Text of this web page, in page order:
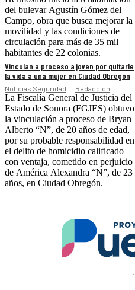
del bulevar Agustín Gómez del
Campo, obra que busca mejorar la
movilidad y las condiciones de
circulación para más de 35 mil
habitantes de 22 colonias.
Vinculan a proceso a joven por quitarle
la vida a una mujer en Ciudad Obregón
Noticias Seguridad Redacción
La Fiscalía General de Justicia del
Estado de Sonora (FGJES) obtuvo
la vinculación a proceso de Bryan
Alberto “N”, de 20 años de edad,
por su probable responsabilidad en
el delito de homicidio calificado
con ventaja, cometido en perjuicio
de América Alexandra “N”, de 23
años, en Ciudad Obregón.
.